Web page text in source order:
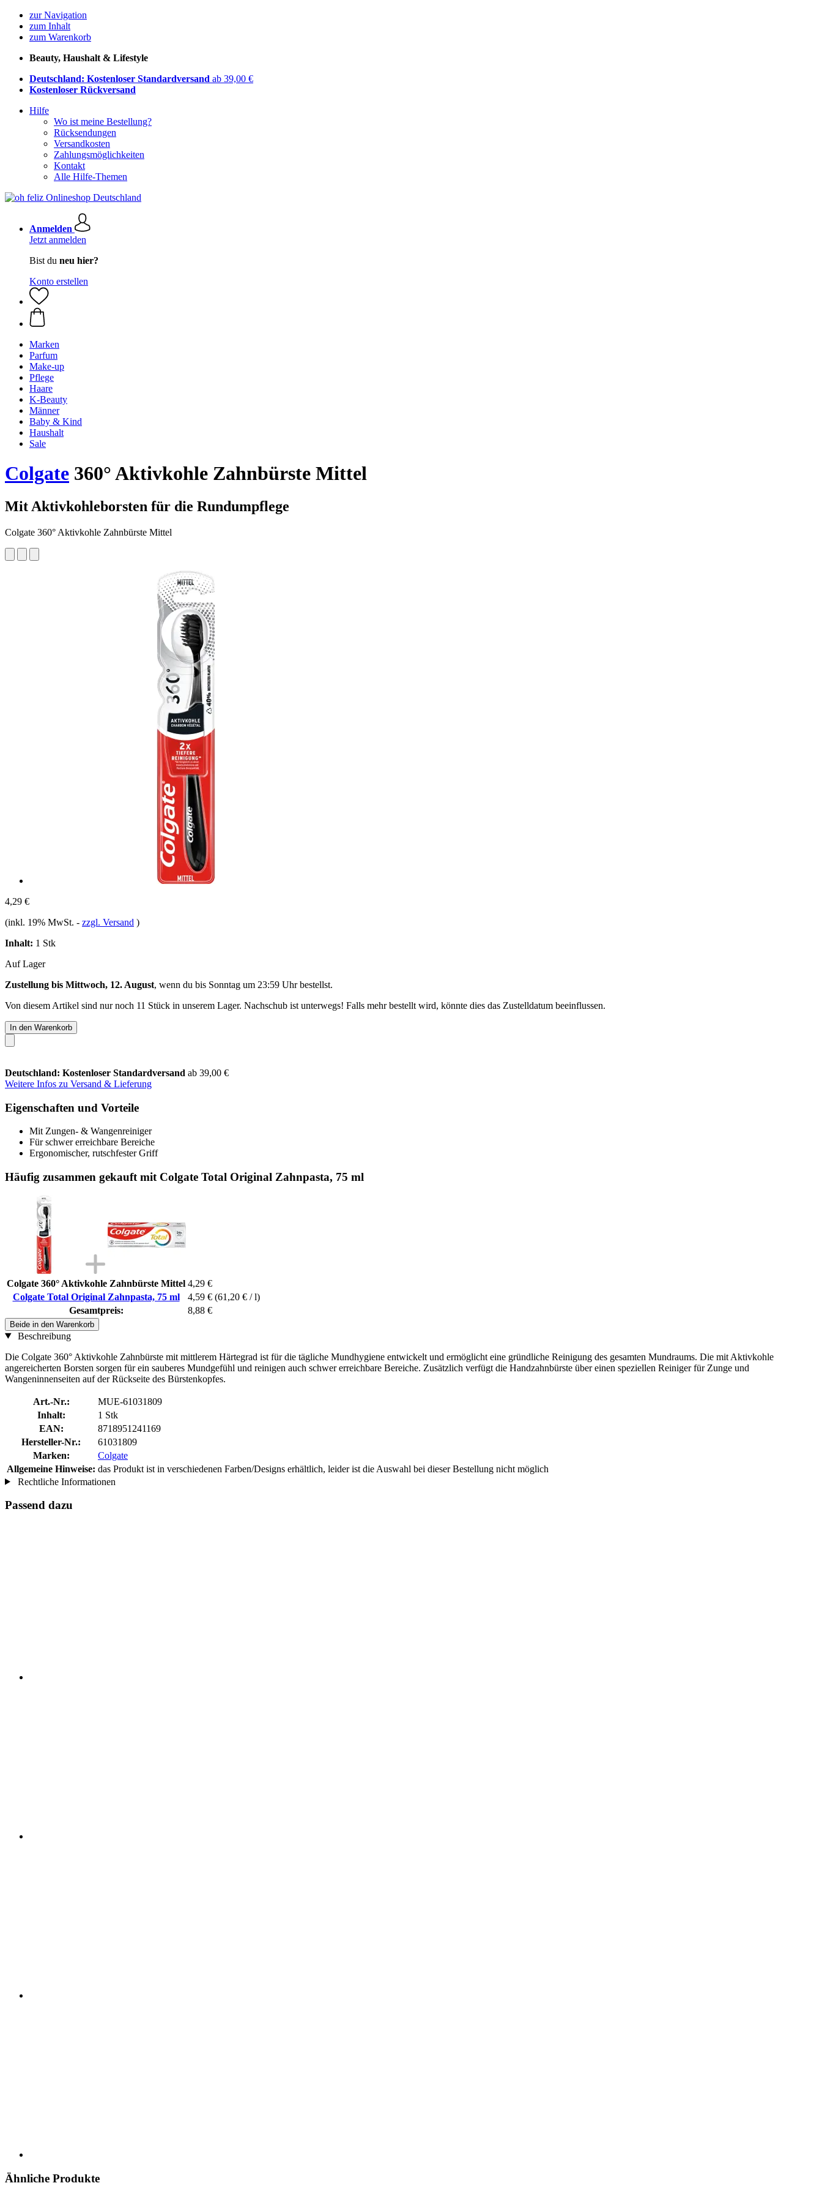
zur Navigation
zum Inhalt
zum Warenkorb
Beauty, Haushalt & Lifestyle
Deutschland: Kostenloser Standardversand ab 39,00 €
Kostenloser Rückversand
Hilfe
Wo ist meine Bestellung?
Rücksendungen
Versandkosten
Zahlungsmöglichkeiten
Kontakt
Alle Hilfe-Themen
Anmelden
Jetzt anmelden
Bist du neu hier?
Konto erstellen
Marken
Parfum
Make-up
Pflege
Haare
K-Beauty
Männer
Baby & Kind
Haushalt
Sale
Colgate 360° Aktivkohle Zahnbürste Mittel
Mit Aktivkohleborsten für die Rundumpflege
Colgate 360° Aktivkohle Zahnbürste Mittel
4,29 €
(inkl. 19% MwSt. - zzgl. Versand )
Inhalt: 1 Stk
Auf Lager
Zustellung bis Mittwoch, 12. August, wenn du bis Sonntag um 23:59 Uhrbestellst.
Von diesem Artikel sind nur noch 11 Stück in unserem Lager. Nachschub ist unterwegs! Falls mehr bestellt wird, könnte dies das Zustelldatum beeinflussen.
In den Warenkorb
Deutschland: Kostenloser Standardversand ab 39,00 €
Weitere Infos zu Versand & Lieferung
Eigenschaften und Vorteile
Mit Zungen- & Wangenreiniger
Für schwer erreichbare Bereiche
Ergonomischer, rutschfester Griff
Häufig zusammen gekauft mit Colgate Total Original Zahnpasta, 75 ml
Colgate 360° Aktivkohle Zahnbürste Mittel 4,29 €
Colgate Total Original Zahnpasta, 75 ml
4,59 € (61,20 € / l)
Gesamtpreis:
8,88 €
Beide in den Warenkorb
Beschreibung
Die Colgate 360° Aktivkohle Zahnbürste mit mittlerem Härtegrad ist für die tägliche Mundhygiene entwickelt und ermöglicht eine gründliche Reinigung des gesamten Mundraums. Die mit Aktivkohle
angereicherten Borsten sorgen für ein sauberes Mundgefühl und reinigen auch schwer erreichbare Bereiche. Zusätzlich verfügt die Handzahnbürste über einen speziellen Reiniger für Zunge und
Wangeninnenseiten auf der Rückseite des Bürstenkopfes.
Art.-Nr.:
MUE-61031809
Inhalt:
1 Stk
EAN:
8718951241169
Hersteller-Nr.:
61031809
Marken:
Colgate
Allgemeine Hinweise: das Produkt ist in verschiedenen Farben/Designs erhältlich, leider ist die Auswahl bei dieser Bestellung nicht möglich
Rechtliche Informationen
Passend dazu
Ähnliche Produkte